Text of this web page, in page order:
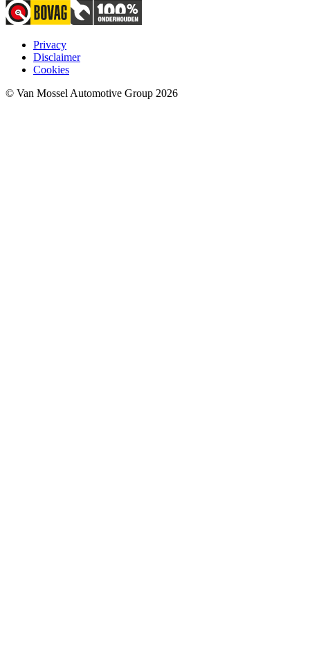
Privacy
Disclaimer
Cookies
© Van Mossel Automotive Group 2026